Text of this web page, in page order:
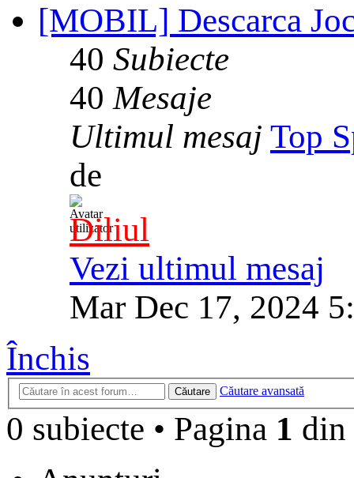
[MOBIL] Descarca
40 Subiecte
40 Mesaje
Ultimul mesaj Top
de
Diliul
Vezi ultimul mesaj
Mar Dec 17, 2024
Închis
Căutare Căutare avansată
0 subiecte • Pagina 1 din